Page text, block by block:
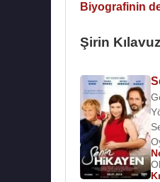
Biyografinin
Şirin